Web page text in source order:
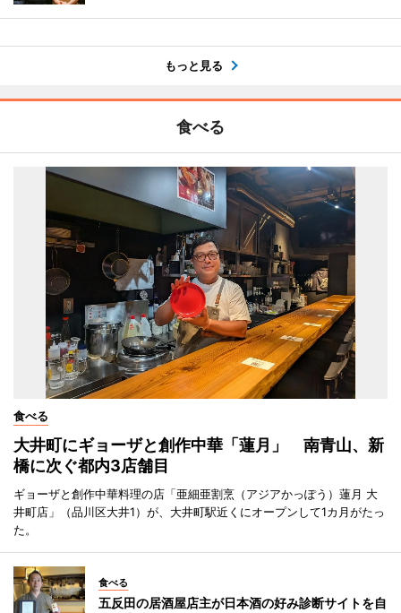
もっと見る
食べる
食べる
大井町にギョーザと創作中華「蓮月」 南青山、新
橋に次ぐ都内3店舗目
ギョーザと創作中華料理の店「亜細亜割烹（アジアかっぽう）蓮月 大
井町店」（品川区大井1）が、大井町駅近くにオープンして1カ月がたっ
た。
食べる
五反田の居酒屋店主が日本酒の好み診断サイトを自